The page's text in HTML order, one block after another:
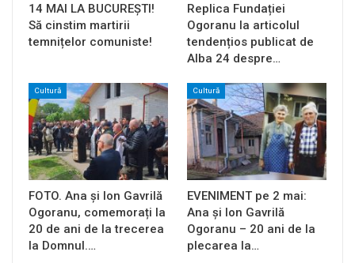
14 MAI LA BUCUREȘTI!
Să cinstim martirii
temnițelor comuniste!
Replica Fundației
Ogoranu la articolul
tendențios publicat de
Alba 24 despre…
Cultură
FOTO. Ana și Ion Gavrilă
Ogoranu, comemorați la
20 de ani de la trecerea
la Domnul.…
Cultură
EVENIMENT pe 2 mai:
Ana și Ion Gavrilă
Ogoranu – 20 ani de la
plecarea la…